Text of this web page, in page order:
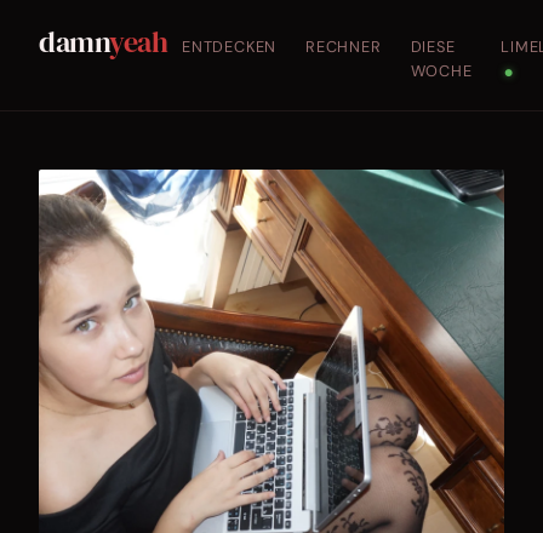
damnyeah ENTDECKEN RECHNER
DIESE
WOCHE
●